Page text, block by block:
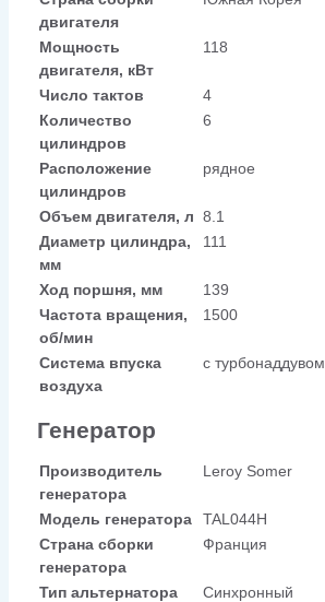
двигателя
Мощность
двигателя, кВт
118
Число тактов
4
Количество
цилиндров
6
Расположение
цилиндров
рядное
Объем двигателя, л 8.1
Диаметр цилиндра,
мм
111
Ход поршня, мм
139
Частота вращения,
об/мин
1500
Система впуска
воздуха
с турбонаддувом
Генератор
Производитель
генератора
Leroy Somer
Модель генератора
TAL044H
Страна сборки
генератора
Франция
Тип альтернатора
Синхронный